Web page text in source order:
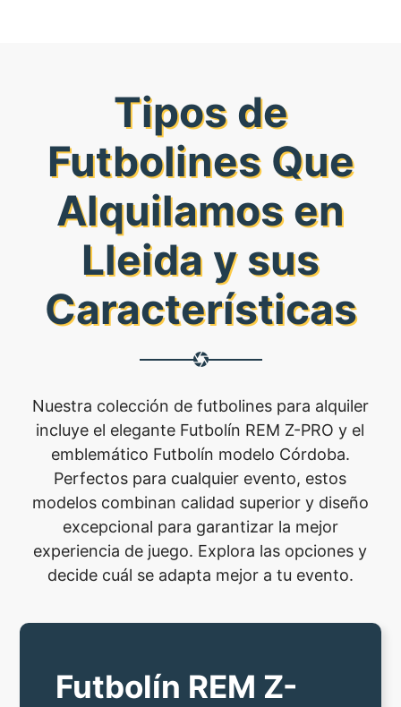
Tipos de
Futbolines Que
Alquilamos en
Lleida y sus
Características
Nuestra colección de futbolines para alquiler
incluye el elegante Futbolín REM Z-PRO y el
emblemático Futbolín modelo Córdoba.
Perfectos para cualquier evento, estos
modelos combinan calidad superior y diseño
excepcional para garantizar la mejor
experiencia de juego. Explora las opciones y
decide cuál se adapta mejor a tu evento.
Futbolín REM Z-